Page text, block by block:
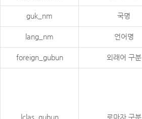
guk_nm 국명
lang_nm 언어명
foreign_gubun 외래어 구분
lclas_gubun 로마자 구분